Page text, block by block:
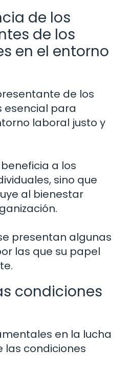
de los
de los
en el entorno
de los
esencial para
laboral justo y
a los
sino que
al bienestar
presentan algunas
las que su papel
condiciones
en la lucha
las condiciones